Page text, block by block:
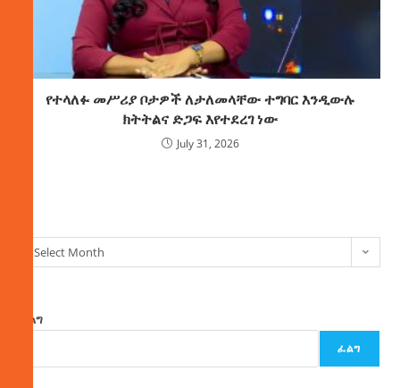
የተላለፉ መሥሪያ ቦታዎች ለታለመላቸው ተግባር እንዲውሉ
ክትትልና ድጋፍ እየተደረገ ነው
July 31, 2026
Select Month
ፈልግ
ፈልግ